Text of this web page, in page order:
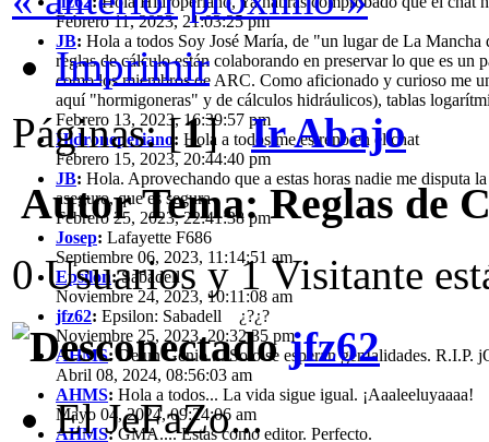
Febrero 11, 2023, 21:03:25 pm
JB: Hola a todos Soy José María, de "un lugar de La Mancha
reglas de cálculo están colaborando en preservar lo que es
como los miembros de ARC. Como aficionado y curioso me
aquí "hormigoneras" y de cálculos hidráulicos), tablas
Febrero 13, 2023, 16:39:57 pm
Hidroneperiano: Hola a todos me estreno en el chat
Febrero 15, 2023, 20:44:40 pm
JB: Hola. Aprovechando que a estas horas nadie me disputa
aseguro, que es segura
Febrero 25, 2023, 22:41:38 pm
Josep: Lafayette F686
Septiembre 06, 2023, 11:14:51 am
Epsilon:Sabadell
Noviembre 24, 2023, 10:11:08 am
jfz62: Epsilon: Sabadell ¿?¿?
Noviembre 25, 2023, 20:32:35 pm
AHMS:De un Genio.... Solo se esperan genIalidades. R.I.P.
Abril 08, 2024, 08:56:03 am
AHMS: Hola a todos... La vida sigue igual. ¡Aaaleeluyaaaa!
Mayo 04, 2024, 09:24:06 am
AHMS:GMA.... Estas como editor. Perfecto.
Imprimir
Páginas: [1]Ir Abajo
Autor Tema: Reglas de
0 Usuarios y 1 Visitante
jfz62
El JeFaZo...